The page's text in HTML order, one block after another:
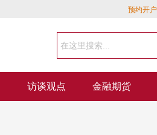
预约开户
访谈观点 金融期货